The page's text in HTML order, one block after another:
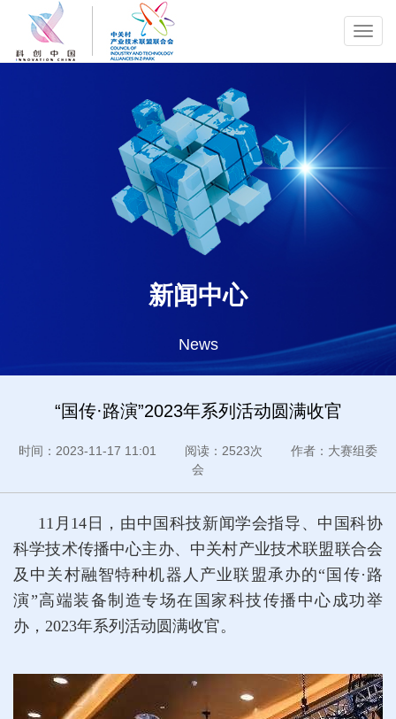
新闻中心
News
“国传·路演”2023年系列活动圆满收官
时间：2023-11-17 11:01 阅读：2523次 作者：大赛组委
会
11月14日，由中国科技新闻学会指导、中国科协
科学技术传播中心主办、中关村产业技术联盟联合会
及中关村融智特种机器人产业联盟承办的“国传·路
演”高端装备制造专场在国家科技传播中心成功举
办，2023年系列活动圆满收官。